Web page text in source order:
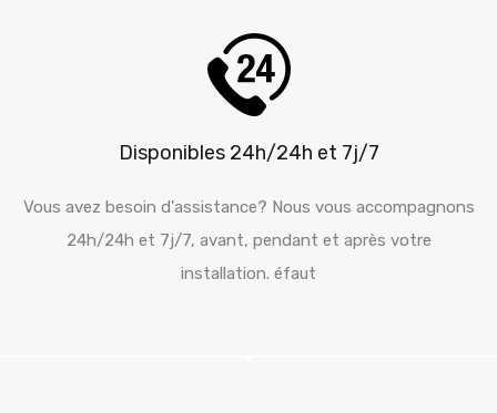
Disponibles 24h/24h et 7j/7
Vous avez besoin d'assistance? Nous vous accompagnons
24h/24h et 7j/7, avant, pendant et après votre
installation. éfaut